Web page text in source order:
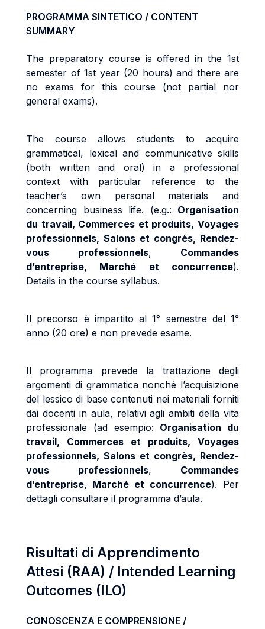
PROGRAMMA SINTETICO / CONTENT
SUMMARY
The preparatory course is offered in the 1st
semester of 1st year (20 hours) and there are
no exams for this course (not partial nor
general exams).
The course allows students to acquire
grammatical, lexical and communicative skills
(both written and oral) in a professional
context with particular reference to the
teacher’s own personal materials and
concerning business life. (e.g.: Organisation
du travail, Commerces et produits,Voyages
professionnels, Salons et congrès, Rendez-
vous professionnels, Commandes
d’entreprise, Marché et concurrence).
Details in the course syllabus.
Il precorso è impartito al 1° semestre del 1°
anno (20 ore) e non prevede esame.
Il programma prevede la trattazione degli
argomenti di grammatica nonché l’acquisizione
del lessico di base contenuti nei materiali forniti
dai docenti in aula, relativi agli ambiti della vita
professionale (ad esempio: Organisation du
travail, Commerces et produits, Voyages
professionnels, Salons et congrès, Rendez-
vous professionnels, Commandes
d’entreprise, Marché et concurrence). Per
dettagli consultare il programma d’aula.
Risultati di Apprendimento
Attesi (RAA) / Intended Learning
Outcomes (ILO)
CONOSCENZA E COMPRENSIONE /